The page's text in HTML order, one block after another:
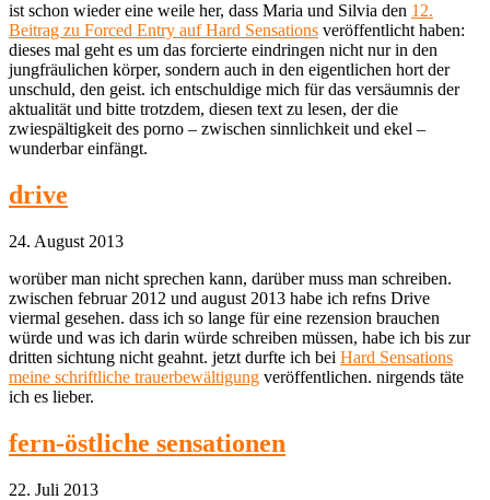
ist schon wieder eine weile her, dass Maria und Silvia den 12.
Beitrag zu Forced Entry auf Hard Sensations veröffentlicht haben:
dieses mal geht es um das forcierte eindringen nicht nur in den
jungfräulichen körper, sondern auch in den eigentlichen hort der
unschuld, den geist. ich entschuldige mich für das versäumnis der
aktualität und bitte trotzdem, diesen text zu lesen, der die
zwiespältigkeit des porno – zwischen sinnlichkeit und ekel –
wunderbar einfängt.
drive
24. August 2013
worüber man nicht sprechen kann, darüber muss man schreiben.
zwischen februar 2012 und august 2013 habe ich refns Drive
viermal gesehen. dass ich so lange für eine rezension brauchen
würde und was ich darin würde schreiben müssen, habe ich bis zur
dritten sichtung nicht geahnt. jetzt durfte ich bei Hard Sensations
meine schriftliche trauerbewältigung veröffentlichen. nirgends täte
ich es lieber.
fern-östliche sensationen
22. Juli 2013